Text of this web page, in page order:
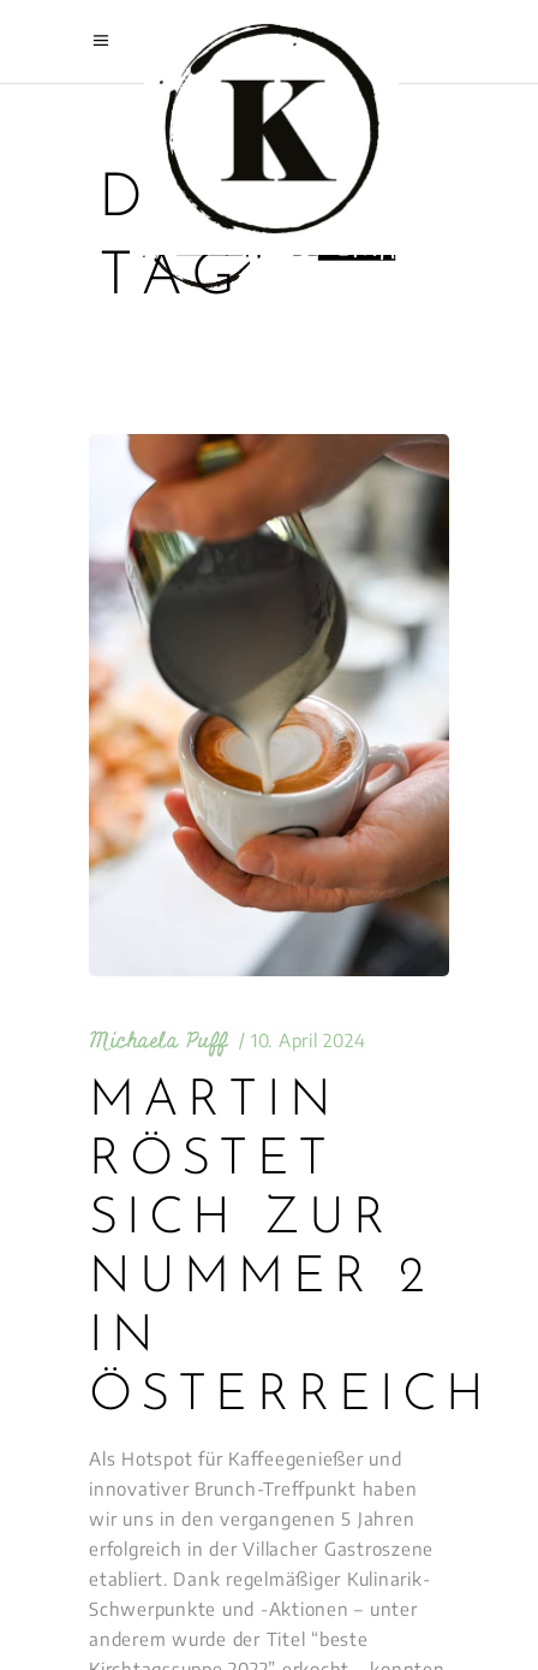
DINNER
TAG
Michaela Puff 10. April 2024
MARTIN
RÖSTET
SICH ZUR
NUMMER 2
IN
ÖSTERREICH
Als Hotspot für Kaffeegenießer und
innovativer Brunch-Treffpunkt haben
wir uns in den vergangenen 5 Jahren
erfolgreich in der Villacher Gastroszene
etabliert. Dank regelmäßiger Kulinarik-
Schwerpunkte und -Aktionen – unter
anderem wurde der Titel “beste